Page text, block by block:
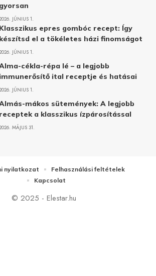
gyorsan
JÚNIUS 1.
Klasszikus epres gombóc recept: Így
készítsd el a tökéletes házi finomságot
JÚNIUS 1.
cékla-répa lé – a legjobb
immunerősítő ital receptje és hatásai
JÚNIUS 1.
mákos sütemények: A legjobb
receptek a klasszikus ízpárosítással
MÁJUS 31.
© 2025 - Elestar.hu
nyilatkozat
Felhasználási feltételek
Kapcsolat